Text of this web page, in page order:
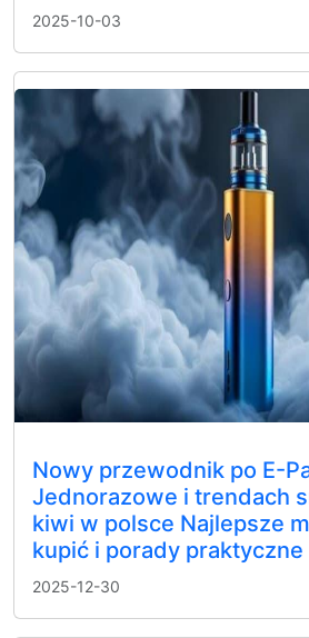
2025-10-03
Nowy przewodnik po E-
Jednorazowe i trendach
kiwi w polsce Najlepsze
kupić i porady praktyczne
2025-12-30